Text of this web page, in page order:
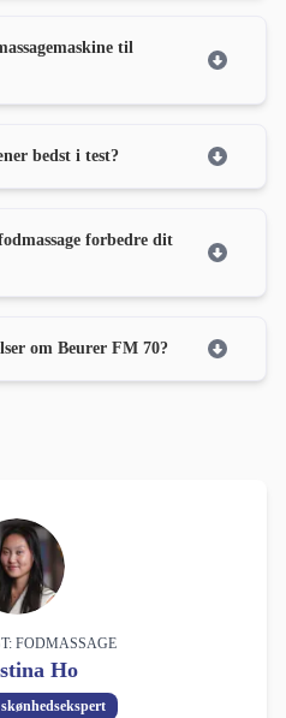
til
bedst i test?
forbedre dit
om Beurer FM 70?
FODMASSAGE
Ho